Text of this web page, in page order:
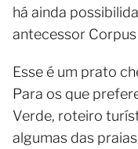
há ainda
antecessor
Esse é um prato
Para os que
Verde, roteiro
algumas das